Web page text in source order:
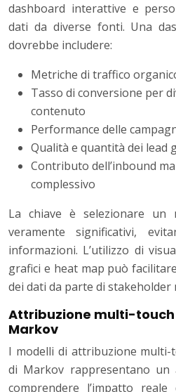
dashboard interattive e
dati da diverse fonti. Una
dovrebbe includere:
Metriche di traffico
Tasso di conversione per
contenuto
Performance delle
Qualità e quantità dei lead
Contributo dell’inbound
complessivo
La chiave è selezionare un
veramente significativi,
informazioni. L’utilizzo di
grafici e heat map può
dei dati da parte di stakeholder
Attribuzione multi-
Markov
I modelli di attribuzione multi-
di Markov rappresentano un
comprendere l’impatto